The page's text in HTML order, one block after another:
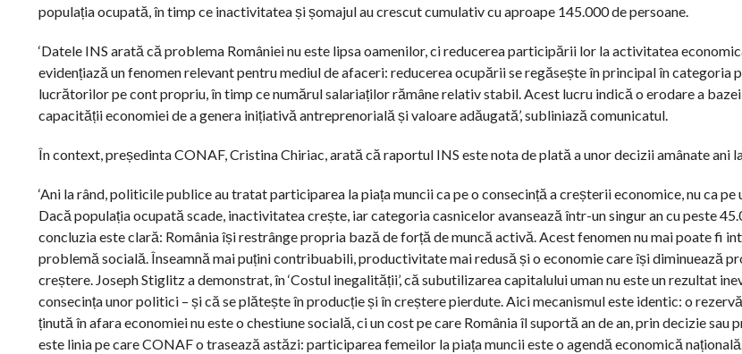
populația ocupată, în timp ce inactivitatea și șomajul au crescut cumulativ cu aproape 145.000 de persoane.
‘Datele INS arată că problema României nu este lipsa oamenilor, ci reducerea participării lor la activitatea
evidențiază un fenomen relevant pentru mediul de afaceri: reducerea ocupării se regăsește în principal în categoria
lucrătorilor pe cont propriu, în timp ce numărul salariaților rămâne relativ stabil. Acest lucru indică o erodare a
capacității economiei de a genera inițiativă antreprenorială și valoare adăugată’, subliniază comunicatul.
În context, președinta CONAF, Cristina Chiriac, arată că raportul INS este nota de plată a unor decizii amânate ani
‘Ani la rând, politicile publice au tratat participarea la piața muncii ca pe o consecință a creșterii economice, nu ca pe
Dacă populația ocupată scade, inactivitatea crește, iar categoria casnicelor avansează într-un singur an cu peste
concluzia este clară: România își restrânge propria bază de forță de muncă activă. Acest fenomen nu mai poate fi
problemă socială. Înseamnă mai puțini contribuabili, productivitate mai redusă și o economie care își diminuează
creștere. Joseph Stiglitz a demonstrat, în ‘Costul inegalității’, că subutilizarea capitalului uman nu este un rezultat
consecința unor politici – și că se plătește în producție și în creștere pierdute. Aici mecanismul este identic: o
ținută în afara economiei nu este o chestiune socială, ci un cost pe care România îl suportă an de an, prin decizie sau
este linia pe care CONAF o trasează astăzi: participarea femeilor la piața muncii este o agendă economică